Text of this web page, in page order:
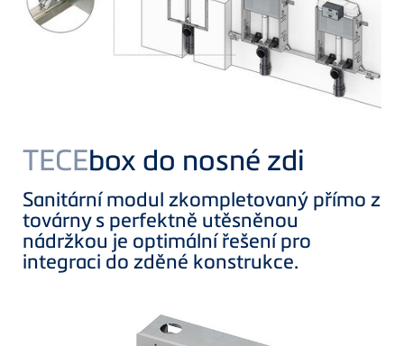
TECEbox do nosné zdi
Sanitární modul zkompletovaný přímo z
továrny s perfektně utěsněnou
nádržkou je optimální řešení pro
integraci do zděné konstrukce.